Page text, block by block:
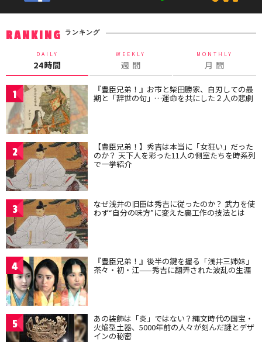
RANKING ランキング
DAILY
24時間
WEEKLY
週 間
MONTHLY
月 間
1 『豊臣兄弟！』お市と柴田勝家、自刃しての最
期と「辞世の句」…運命を共にした２人の悲劇
2 【豊臣兄弟！】秀吉は本当に「女狂い」だった
のか？ 天下人を彩った11人の側室たちを時系列
で一挙紹介
3 なぜ浅井の旧臣は秀吉に従ったのか？ 武力を使
わず“自分の味方”に変えた裏工作の技法とは
4 『豊臣兄弟！』後半の鍵を握る「浅井三姉妹」
茶々・初・江——秀吉に翻弄された波乱の生涯
5 あの装飾は「炎」ではない？縄文時代の国宝・
火焔型土器、5000年前の人々が刻んだ謎とデザ
インの秘密